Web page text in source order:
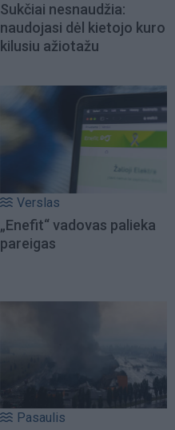
Sukčiai nesnaudžia:
naudojasi dėl kietojo kuro
kilusiu ažiotažu
Verslas
„Enefit“ vadovas palieka
pareigas
Pasaulis